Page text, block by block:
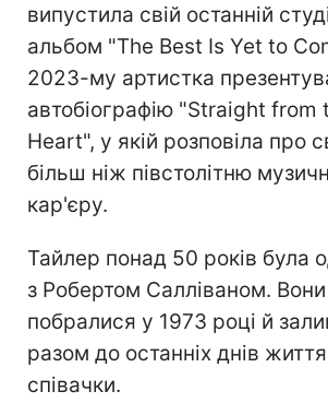
випустила свій останній
альбом "The Best Is Yet to
2023-му артистка
автобіографію "Straight from
Heart", у якій розповіла про
більш ніж півстолітню
кар'єру.
Тайлер понад 50 років була
з Робертом Салліваном. Вони
побралися у 1973 році й
разом до останніх днів життя
співачки.